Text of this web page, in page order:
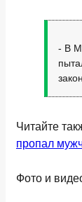
- В
Читайте
пропал
Фото и